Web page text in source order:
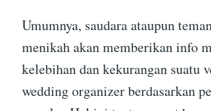
Umumnya, saudara ataupun
menikah akan memberikan info
kelebihan dan kekurangan suatu
wedding organizer berdasarkan